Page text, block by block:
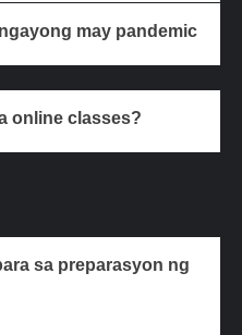
may pandemic
online classes?
sa preparasyon ng